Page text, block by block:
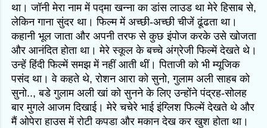
था। जॉनी मेरा नाम में पद्मा खन्ना का डांस लाउड था मेरे हिसाब से,
लेकिन गाना सुंदर था। फिल्म में अच्छी-अच्छी चीजें ढूंढता था।
कहानी भूल जाता और अपनी तरफ से कुछ इंपोज करके उसे खोजता
और आनंदित होता था। मेरे स्कूल के बच्चे अंग्रेजी फिल्में देखते थे।
उन्हें हिंदी फिल्में समझ में नहीं आती थीं। पिताजी को भी म्यूजिक
पसंद था। वे कहते थे, रोशन आरा को सुनो, गुलाम अली साहब को
सुनो.., बडे गुलाम अली खां को सुनने के लिए उन्होंने पंद्रह-सोलह
बार मुगले आजम दिखाई। मेरे चचेरे भाई इंग्लिश फिल्में देखते थे और
मैं ओपेरा हाउस में रोटी कपडा और मकान देख कर खुश होता था।